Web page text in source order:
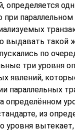
определяется
при
выдавать такой
по
три уровня
явлений,
параллельных
определённом
из
уровня